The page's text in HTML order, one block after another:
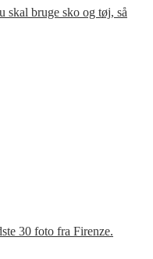
skal bruge sko og tøj, så
30 foto fra Firenze.